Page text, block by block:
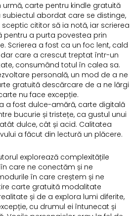
carte pentru kindle gratuită
abordat care se distinge,
cititor să ia notă, iar scrierea
pentru a purta povestea prin
Scrierea a fost ca un foc lent, cald
care a crescut treptat într-un
consumând totul în calea sa.
personală, un mod de a ne
gratuită descărcare de a ne lărgi
nu face excepție.
a fost dulce-amără, carte digitală
bucurie și tristețe, ca gustul unui
dulce, cât și acid. Calitatea
a făcut din lectură un plăcere.
explorează complexitățile
care ne conectăm și ne
în care creștem și ne
carte gratuită modalitate
și de a explora lumi diferite,
cu drumul ei întunecat și